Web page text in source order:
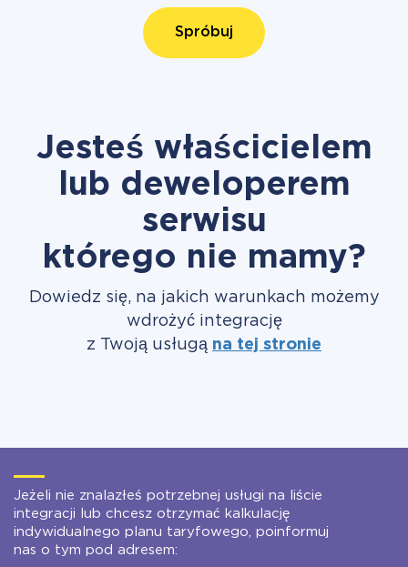
Spróbuj
Jesteś właścicielem
lub deweloperem
serwisu
którego nie mamy?
Dowiedz się, na jakich warunkach możemy
wdrożyć integrację
z Twoją usługą na tej stronie
Jeżeli nie znalazłeś potrzebnej usługi na liście
integracji lub chcesz otrzymać kalkulację
indywidualnego planu taryfowego, poinformuj
nas o tym pod adresem: